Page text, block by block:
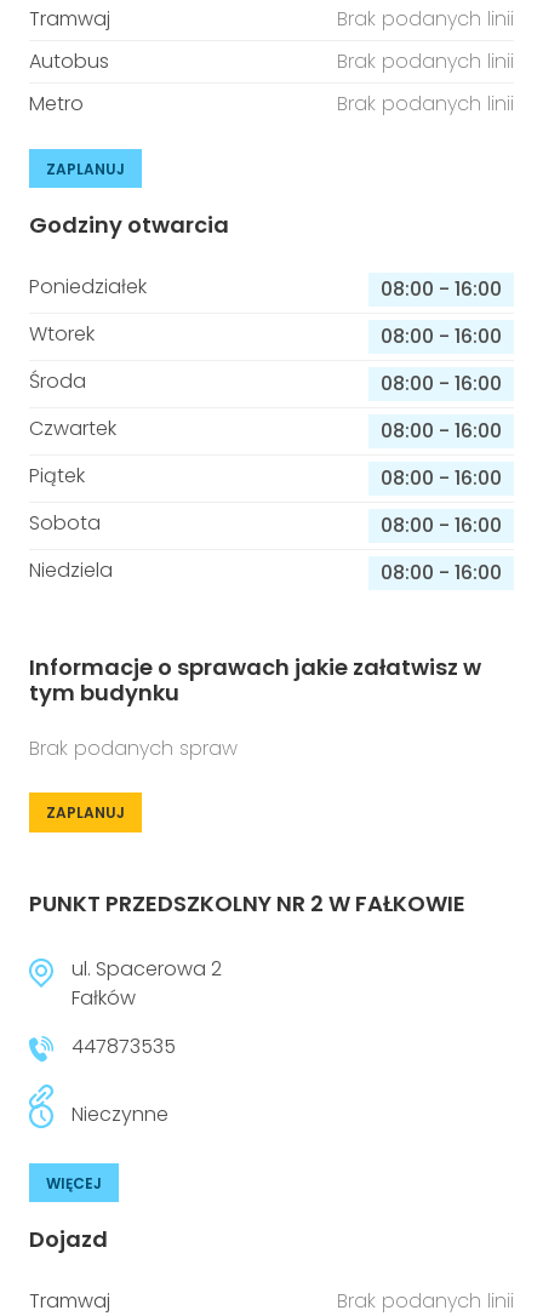
Tramwaj
Brak podanych linii
Autobus
Brak podanych linii
Metro
Brak podanych linii
ZAPLANUJ
Godziny otwarcia
Poniedziałek 08:00 - 16:00
Wtorek
08:00 - 16:00
Środa
08:00 - 16:00
Czwartek
08:00 - 16:00
Piątek
08:00 - 16:00
Sobota
08:00 - 16:00
Niedziela
08:00 - 16:00
Informacje o sprawach jakie załatwisz w
tym budynku
Brak podanych spraw
ZAPLANUJ
PUNKT PRZEDSZKOLNY NR 2 W FAŁKOWIE
ul. Spacerowa 2
Fałków
447873535
Nieczynne
WIĘCEJ
Dojazd
Tramwaj
Brak podanych linii